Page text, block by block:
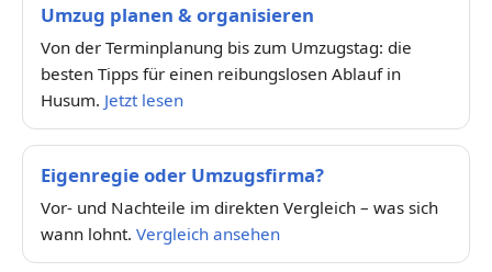
Umzug planen & organisieren
Von der Terminplanung bis zum Umzugstag: die
besten Tipps für einen reibungslosen Ablauf in
Husum. Jetzt lesen
Eigenregie oder Umzugsfirma?
Vor- und Nachteile im direkten Vergleich – was sich
wann lohnt. Vergleich ansehen